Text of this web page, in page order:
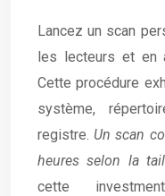
Lancez un scan
les lecteurs et en
Cette procédure
système,
registre. Un scan
heures selon la
cette